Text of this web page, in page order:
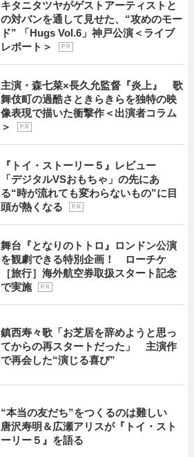
キタニタツヤがゲストアーティストと
の対バンを通して見せた、“攻めのモー
ド” 「Hugs Vol.6」神戸公演＜ライブ
レポート＞
P R
主演・森七菜×長久允監督『炎上』 歌
舞伎町の過酷さときらきらを独特の映
像表現で描いた衝撃作＜出演者コラム
＞
P R
『トイ・ストーリー５』レビュー
「デジタルVSおもちゃ」の先にあ
る“時が流れても変わらないもの”に目
頭が熱くなる
P R
舞台『となりのトトロ』ロンドン公演
を観劇できる特別企画！ ローチケ
［旅行］海外航空券取扱スタート記念
で実施
P R
鎮西寿々歌「お芝居を辞めようと思っ
てからの再スタートだった」 主演作
で再会した“演じる喜び”
“本当の友だち”をつくるのは難しい
唐沢寿明＆広瀬アリスが『トイ・スト
ーリー５』を語る